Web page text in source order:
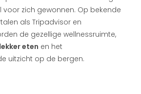
zich gewonnen. Op bekende
als Tripadvisor en
de gezellige wellnessruimte,
eten en het
uitzicht op de bergen.